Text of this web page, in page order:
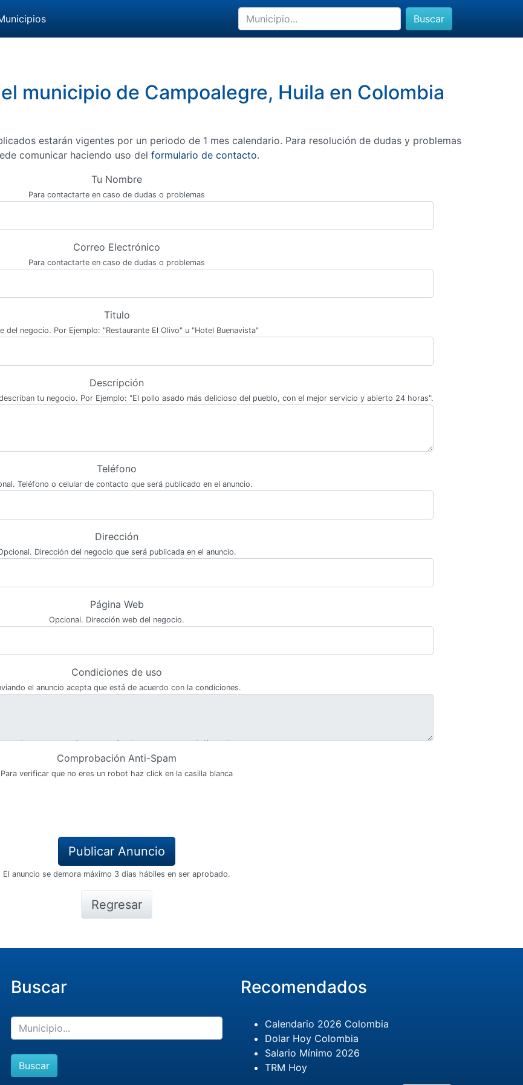
Buscar
municipio de Campoalegre, Huila en Colombia
estarán vigentes por un periodo de 1 mes calendario. Para resolución de dudas y problemas
comunicar haciendo uso del formulario de contacto.
Tu Nombre
Para contactarte en caso de dudas o problemas
Correo Electrónico
Para contactarte en caso de dudas o problemas
Titulo
del negocio. Por Ejemplo: "Restaurante El Olivo" u "Hotel Buenavista"
Descripción
tu negocio. Por Ejemplo: "El pollo asado más delicioso del pueblo, con el mejor servicio y abierto 24 horas".
Teléfono
Teléfono o celular de contacto que será publicado en el anuncio.
Dirección
Dirección del negocio que será publicada en el anuncio.
Página Web
Opcional. Dirección web del negocio.
Condiciones de uso
el anuncio acepta que está de acuerdo con la condiciones.
Comprobación Anti-Spam
Para verificar que no eres un robot haz click en la casilla blanca
El anuncio se demora máximo 3 días hábiles en ser aprobado.
Regresar
Buscar
Buscar
Recomendados
Calendario 2026 Colombia
Dolar Hoy Colombia
Salario Mínimo 2026
TRM Hoy